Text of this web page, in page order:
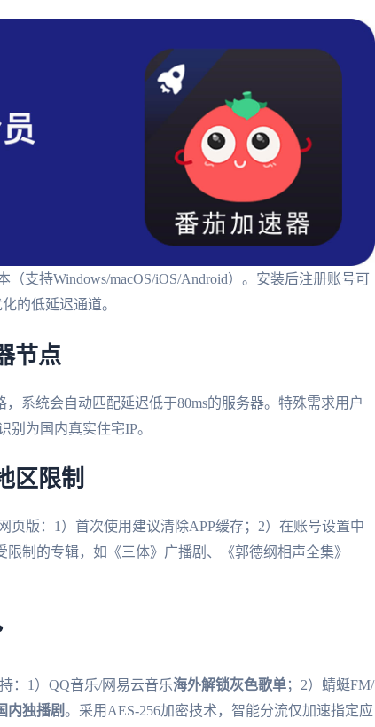
（支持Windows/macOS/iOS/Android）。安装后注册账号可
的低延迟通道。
节点
，系统会自动匹配延迟低于80ms的服务器。特殊需求用户
别为国内真实住宅IP。
区限制
页版：1）首次使用建议清除APP缓存；2）在账号设置中
限制的专辑，如《三体》广播剧、《郭德纲相声全集》
：1）QQ音乐/网易云音乐海外解锁灰色歌单；2）蜻蜓FM/
内独播剧。采用AES-256加密技术，智能分流仅加速指定应